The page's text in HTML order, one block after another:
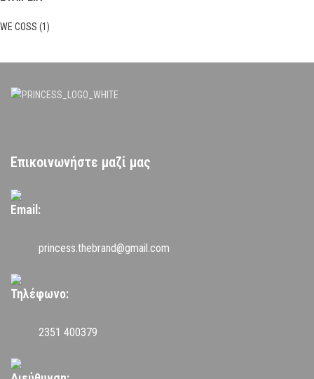
WE COSS (1)
Επικοινωνήστε μαζί μας
Email:
princess.thebrand@gmail.com
Τηλέφωνο:
2351 400379